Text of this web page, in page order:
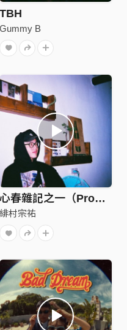
TBH
Gummy B
心春雜記之一（Prod.by Neil Liu）
緋村宗祐